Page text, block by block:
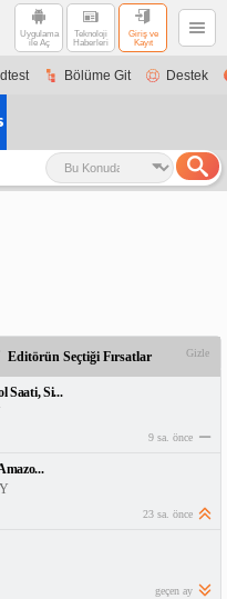
Uygulama
ile Aç
Teknoloji
Haberleri
Giriş ve
Kayıt
Bölüme Git Destek
Editörün Seçtiği Fırsatlar Gizle
Saati, Si...
9 sa. önce
23 sa. önce
geçen ay